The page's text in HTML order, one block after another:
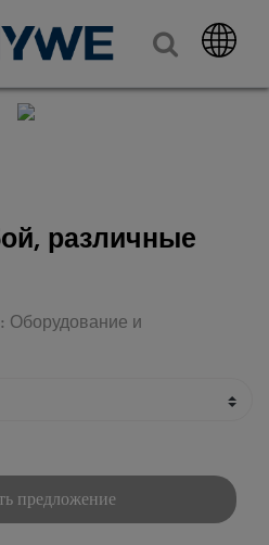
различные
Оборудование и
предложение